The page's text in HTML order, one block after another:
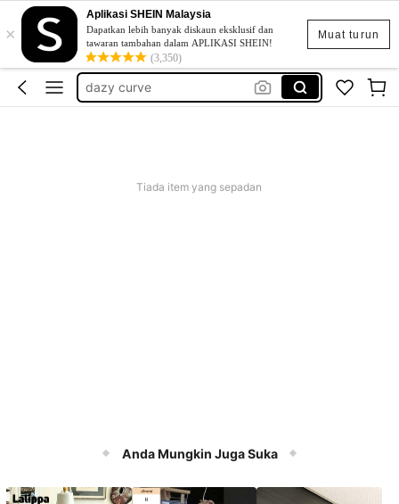
Muat turun
×
Aplikasi SHEIN Malaysia
Dapatkan lebih banyak diskaun eksklusif dan
tawaran tambahan dalam APLIKASI SHEIN!
(3,350)
blusas curvy mujer
livesso
dazy curve
Tiada item yang sepadan
Anda Mungkin Juga Suka